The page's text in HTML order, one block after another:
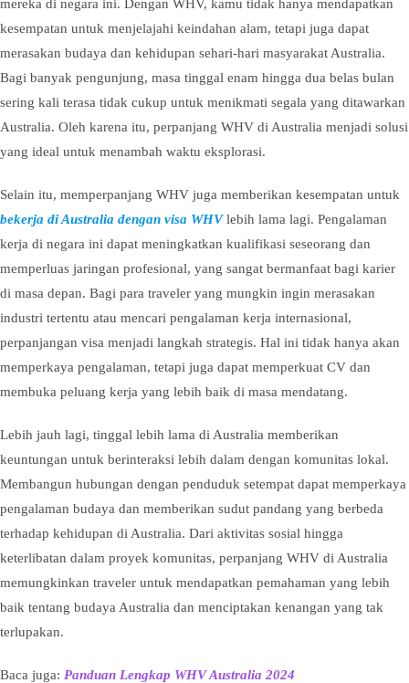
mereka di negara ini. Dengan WHV, kamu tidak hanya mendapatkan
kesempatan untuk menjelajahi keindahan alam, tetapi juga dapat
merasakan budaya dan kehidupan sehari-hari masyarakat Australia.
Bagi banyak pengunjung, masa tinggal enam hingga dua belas bulan
sering kali terasa tidak cukup untuk menikmati segala yang ditawarkan
Australia. Oleh karena itu, perpanjang WHV di Australia menjadi solusi
yang ideal untuk menambah waktu eksplorasi.
Selain itu, memperpanjang WHV juga memberikan kesempatan untuk
bekerja di Australia dengan visa WHVlebih lama lagi. Pengalaman
kerja di negara ini dapat meningkatkan kualifikasi seseorang dan
memperluas jaringan profesional, yang sangat bermanfaat bagi karier
di masa depan. Bagi para traveler yang mungkin ingin merasakan
industri tertentu atau mencari pengalaman kerja internasional,
perpanjangan visa menjadi langkah strategis. Hal ini tidak hanya akan
memperkaya pengalaman, tetapi juga dapat memperkuat CV dan
membuka peluang kerja yang lebih baik di masa mendatang.
Lebih jauh lagi, tinggal lebih lama di Australia memberikan
keuntungan untuk berinteraksi lebih dalam dengan komunitas lokal.
Membangun hubungan dengan penduduk setempat dapat memperkaya
pengalaman budaya dan memberikan sudut pandang yang berbeda
terhadap kehidupan di Australia. Dari aktivitas sosial hingga
keterlibatan dalam proyek komunitas, perpanjang WHV di Australia
memungkinkan traveler untuk mendapatkan pemahaman yang lebih
baik tentang budaya Australia dan menciptakan kenangan yang tak
terlupakan.
Baca juga: Panduan Lengkap WHV Australia 2024